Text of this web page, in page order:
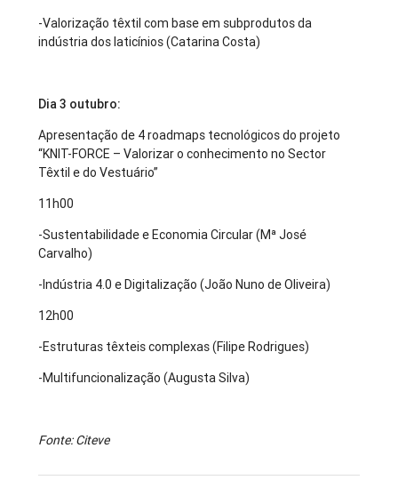
-Valorização têxtil com base em subprodutos da
indústria dos laticínios (Catarina Costa)
Dia 3 outubro:
Apresentação de 4 roadmaps tecnológicos do projeto
“KNIT-FORCE – Valorizar o conhecimento no Sector
Têxtil e do Vestuário”
11h00
-Sustentabilidade e Economia Circular (Mª José
Carvalho)
-Indústria 4.0 e Digitalização (João Nuno de Oliveira)
12h00
-Estruturas têxteis complexas (Filipe Rodrigues)
-Multifuncionalização (Augusta Silva)
Fonte: Citeve